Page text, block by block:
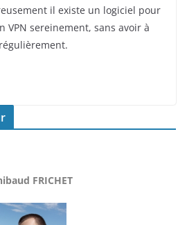
il existe un logiciel pour
sereinement, sans avoir à
FRICHET